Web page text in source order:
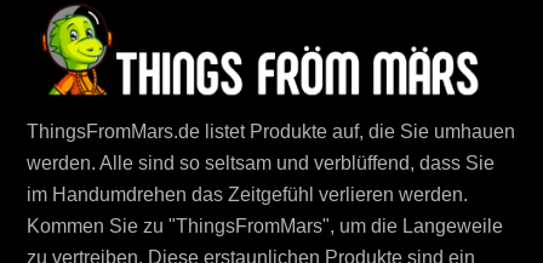
ThingsFromMars.de listet Produkte auf, die Sie umhauen
werden. Alle sind so seltsam und verblüffend, dass Sie
im Handumdrehen das Zeitgefühl verlieren werden.
Kommen Sie zu "ThingsFromMars", um die Langeweile
zu vertreiben. Diese erstaunlichen Produkte sind ein